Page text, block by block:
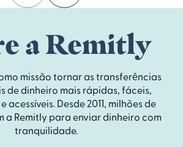
a Remitly
missão tornar as transferências
de dinheiro mais rápidas, fáceis,
acessíveis. Desde 2011, milhões de
a Remitly para enviar dinheiro com
tranquilidade.